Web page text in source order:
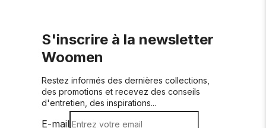
S'inscrire à la newsletter
Woomen
Restez informés des dernières collections,
des promotions et recevez des conseils
d'entretien, des inspirations...
E-mail